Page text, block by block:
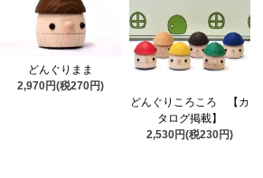
どんぐりまま
2,970円(税270円)
どんぐりころころ 【カ
タログ掲載】
2,530円(税230円)